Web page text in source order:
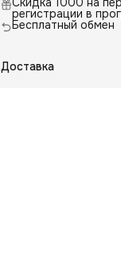
регистрации в
Бесплатный обмен
Доставка